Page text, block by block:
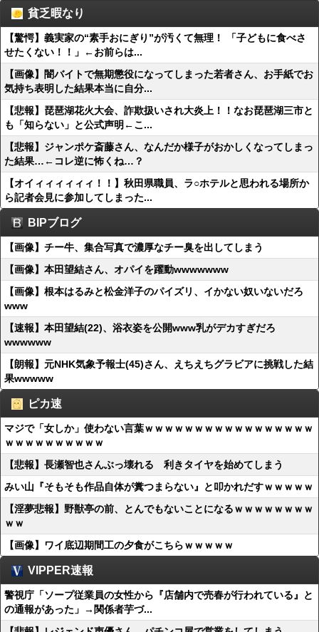
貧乏暇なり
【驚愕】義実家の“素手おにぎり”が汚くて無理！ 「子どもに食べさ
せたくない！！」←お前らは...
【画像】闇バイトで無期懲役になってしまった若者さん、お手紙でお
気持ち表明した結果本当に自分...
【悲報】琵琶湖花火大会、詐欺扱いされ大炎上！！なお琵琶湖三市と
も「知らない」と公式声明←こ...
【悲報】ジャンポケ斎藤さん、なんだか様子がおかしくなってしまっ
た結果…←コレ逆に怖くね…？
【オイィィィィィィ！！】秋田県職員、ラ○ホテルと思われる場所か
ら記者会見に参加してしまった...
BIPブログ
【画像】チー牛、集合写真で濃厚なチー臭を出してしまう
【画像】本田望結さん、オパイを躍動wwwwwww
【画像】根本はるみと松金洋子のパイズリ、イかない奴いないだろ
www
【速報】本田望結(22)、浴衣姿を公開www乳がデカすぎだろ
wwwwww
【朗報】元NHK気象予報士(45)さん、えちえちグラビアに挑戦した結
果wwwww
ピカ速
マジで「女しか」使わない言葉ｗｗｗｗｗｗｗｗｗｗｗｗｗｗｗｗｗ
ｗｗｗｗｗｗｗｗｗｗ
【悲報】長瀬智也さんぶっ壊れる 利きタイヤを始めてしまう
みい山『そもそも作品自体が糞つまらない』と叩かれだすｗｗｗｗｗ
【淫夢悲報】野獣亭の前、とんでもないことになるｗｗｗｗｗｗｗｗ
ｗｗ
【画像】ワイ底辺期間工の夕食がこちらｗｗｗｗｗ
VIPPER速報
警視庁「ソープ従業員の女性から『店舗内で売春が行われている』と
の通報があった」→関係者芋づ...